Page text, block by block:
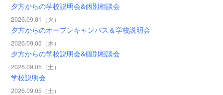
夕方からの学校説明会&個別相談会
2026.09.01（火）
夕方からのオープンキャンパス＆学校説明会
2026.09.03（木）
夕方からの学校説明会&個別相談会
2026.09.05（土）
学校説明会
2026.09.05（土）